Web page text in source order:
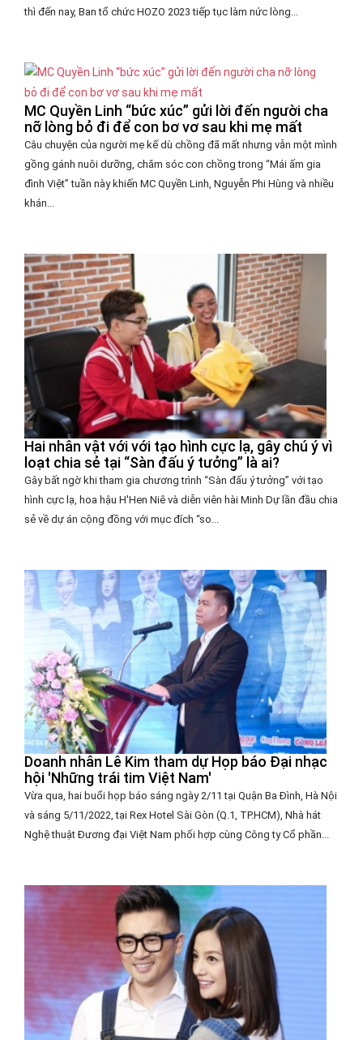
thì đến nay, Ban tổ chức HOZO 2023 tiếp tục làm nức lòng...
MC Quyền Linh “bức xúc” gửi lời đến người cha
nỡ lòng bỏ đi để con bơ vơ sau khi mẹ mất
Câu chuyện của người mẹ kế dù chồng đã mất nhưng vẫn một mình
gồng gánh nuôi dưỡng, chăm sóc con chồng trong “Mái ấm gia
đình Việt” tuần này khiến MC Quyền Linh, Nguyễn Phi Hùng và nhiều
khán...
Hai nhân vật với với tạo hình cực lạ, gây chú ý vì
loạt chia sẻ tại “Sàn đấu ý tưởng” là ai?
Gây bất ngờ khi tham gia chương trình “Sàn đấu ý tưởng” với tạo
hình cực lạ, hoa hậu H'Hen Niê và diễn viên hài Minh Dự lần đầu chia
sẻ về dự án cộng đồng với mục đích “so...
Doanh nhân Lê Kim tham dự Họp báo Đại nhạc
hội 'Những trái tim Việt Nam'
Vừa qua, hai buổi họp báo sáng ngày 2/11 tại Quận Ba Đình, Hà Nội
và sáng 5/11/2022, tại Rex Hotel Sài Gòn (Q.1, TP.HCM), Nhà hát
Nghệ thuật Đương đại Việt Nam phối hợp cùng Công ty Cổ phần...